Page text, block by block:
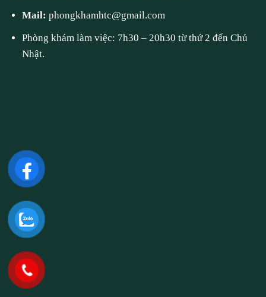
Mail:phongkhamhtc@gmail.com
Phòng khám làm việc: 7h30 – 20h30 từ thứ 2 đến Chủ
Nhật.